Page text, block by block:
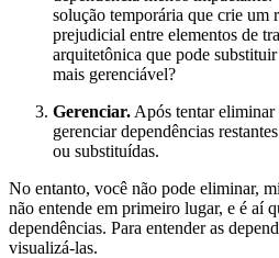
solução temporária que crie um
prejudicial entre elementos de
arquitetônica que pode
mais gerenciável?
Gerenciar. Após tentar
gerenciar dependências
ou substituídas.
No entanto, você não pode eliminar,
não entende em primeiro lugar, e é aí
dependências. Para entender as
visualizá-las.